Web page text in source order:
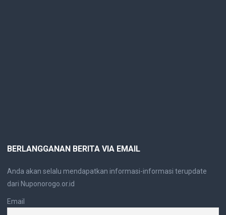
BERLANGGANAN BERITA VIA EMAIL
Anda akan selalu mendapatkan informasi-informasi terupdate
dari Nuponorogo.or.id
Email